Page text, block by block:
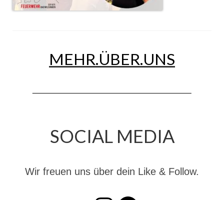
Benefizkonzert 2021
Tagesfahrt 2017
Einsatzfahrzeuge
Hilfeleistungslöschgruppenfahrzeug HLF
MEHR.ÜBER.UNS
SOCIAL MEDIA
Wir freuen uns über dein Like & Follow.